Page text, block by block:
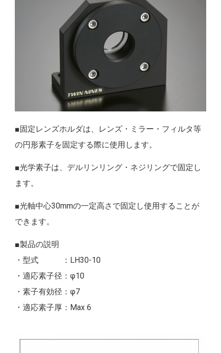
■固定レンズホルダは、レンズ・ミラー・フィルタ等
の円形素子を固定する際に使用します。
■光学素子は、デルリンリング・ネジリングで固定し
ます。
■光軸中心30mmの一定高さで固定し使用することが
できます。
■製品の説明
・型式 ：LH30-10
・適応素子径：φ10
・素子有効径：φ7
・適応素子厚：Max 6